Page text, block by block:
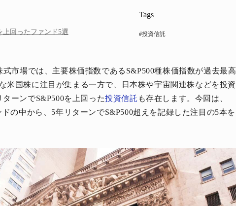
上回ったファンド5選
Tags
#投資信託
式市場では、主要株価指数であるS&P500種株価指数が過去最高
米国株に注目が集まる一方で、日本株や宇宙関連株などを投資
ーンでS&P500を上回った投資信託 も存在します。今回は、
の中から、5年リターンでS&P500超えを記録した注目の5本を